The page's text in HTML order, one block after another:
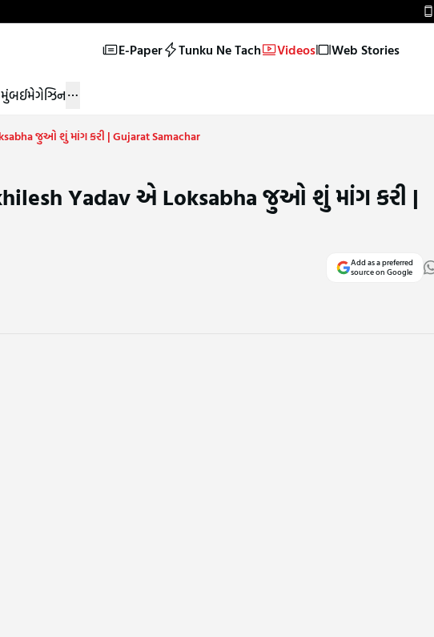
E-Paper Tunku Ne Tach Videos Web Stories
મુંબઈમેગેઝિન
જુઓ શું માંગ કરી | Gujarat Samachar
Yadav એ Loksabha જુઓ શું માંગ કરી |
Add as a preferred
source on Google